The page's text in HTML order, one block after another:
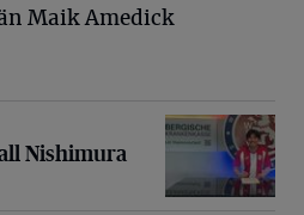
Maik Amedick
Nishimura